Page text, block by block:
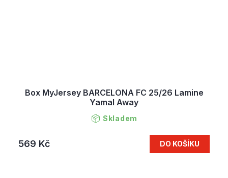
Box MyJersey BARCELONA FC 25/26 Lamine
Yamal Away
Skladem
569 Kč DO KOŠÍKU